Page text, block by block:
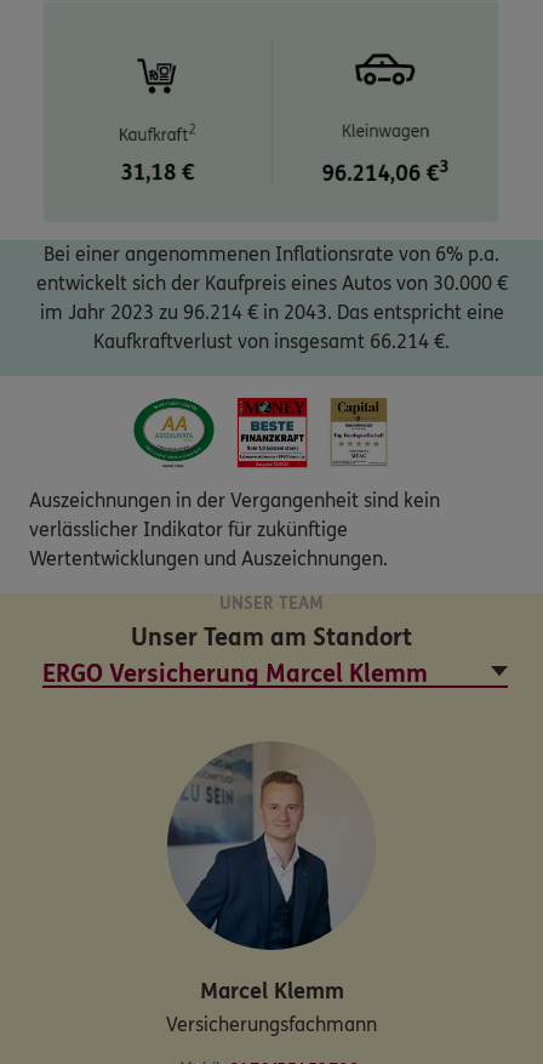
Bei einer angenommenen Inflationsrate von 6% p.a.
entwickelt sich der Kaufpreis eines Autos von 30.000 €
im Jahr 2023 zu 96.214 € in 2043. Das entspricht eine
Kaufkraftverlust von insgesamt 66.214 €.
Auszeichnungen in der Vergangenheit sind kein
verlässlicher Indikator für zukünftige
Wertentwicklungen und Auszeichnungen.
UNSER TEAM
Unser Team am Standort
Marcel Klemm
Versicherungsfachmann